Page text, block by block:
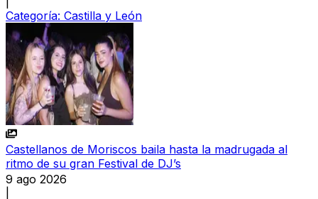
Categoría: Castilla y León
Castellanos de Moriscos baila hasta la madrugada al
ritmo de su gran Festival de DJ’s
9 ago 2026